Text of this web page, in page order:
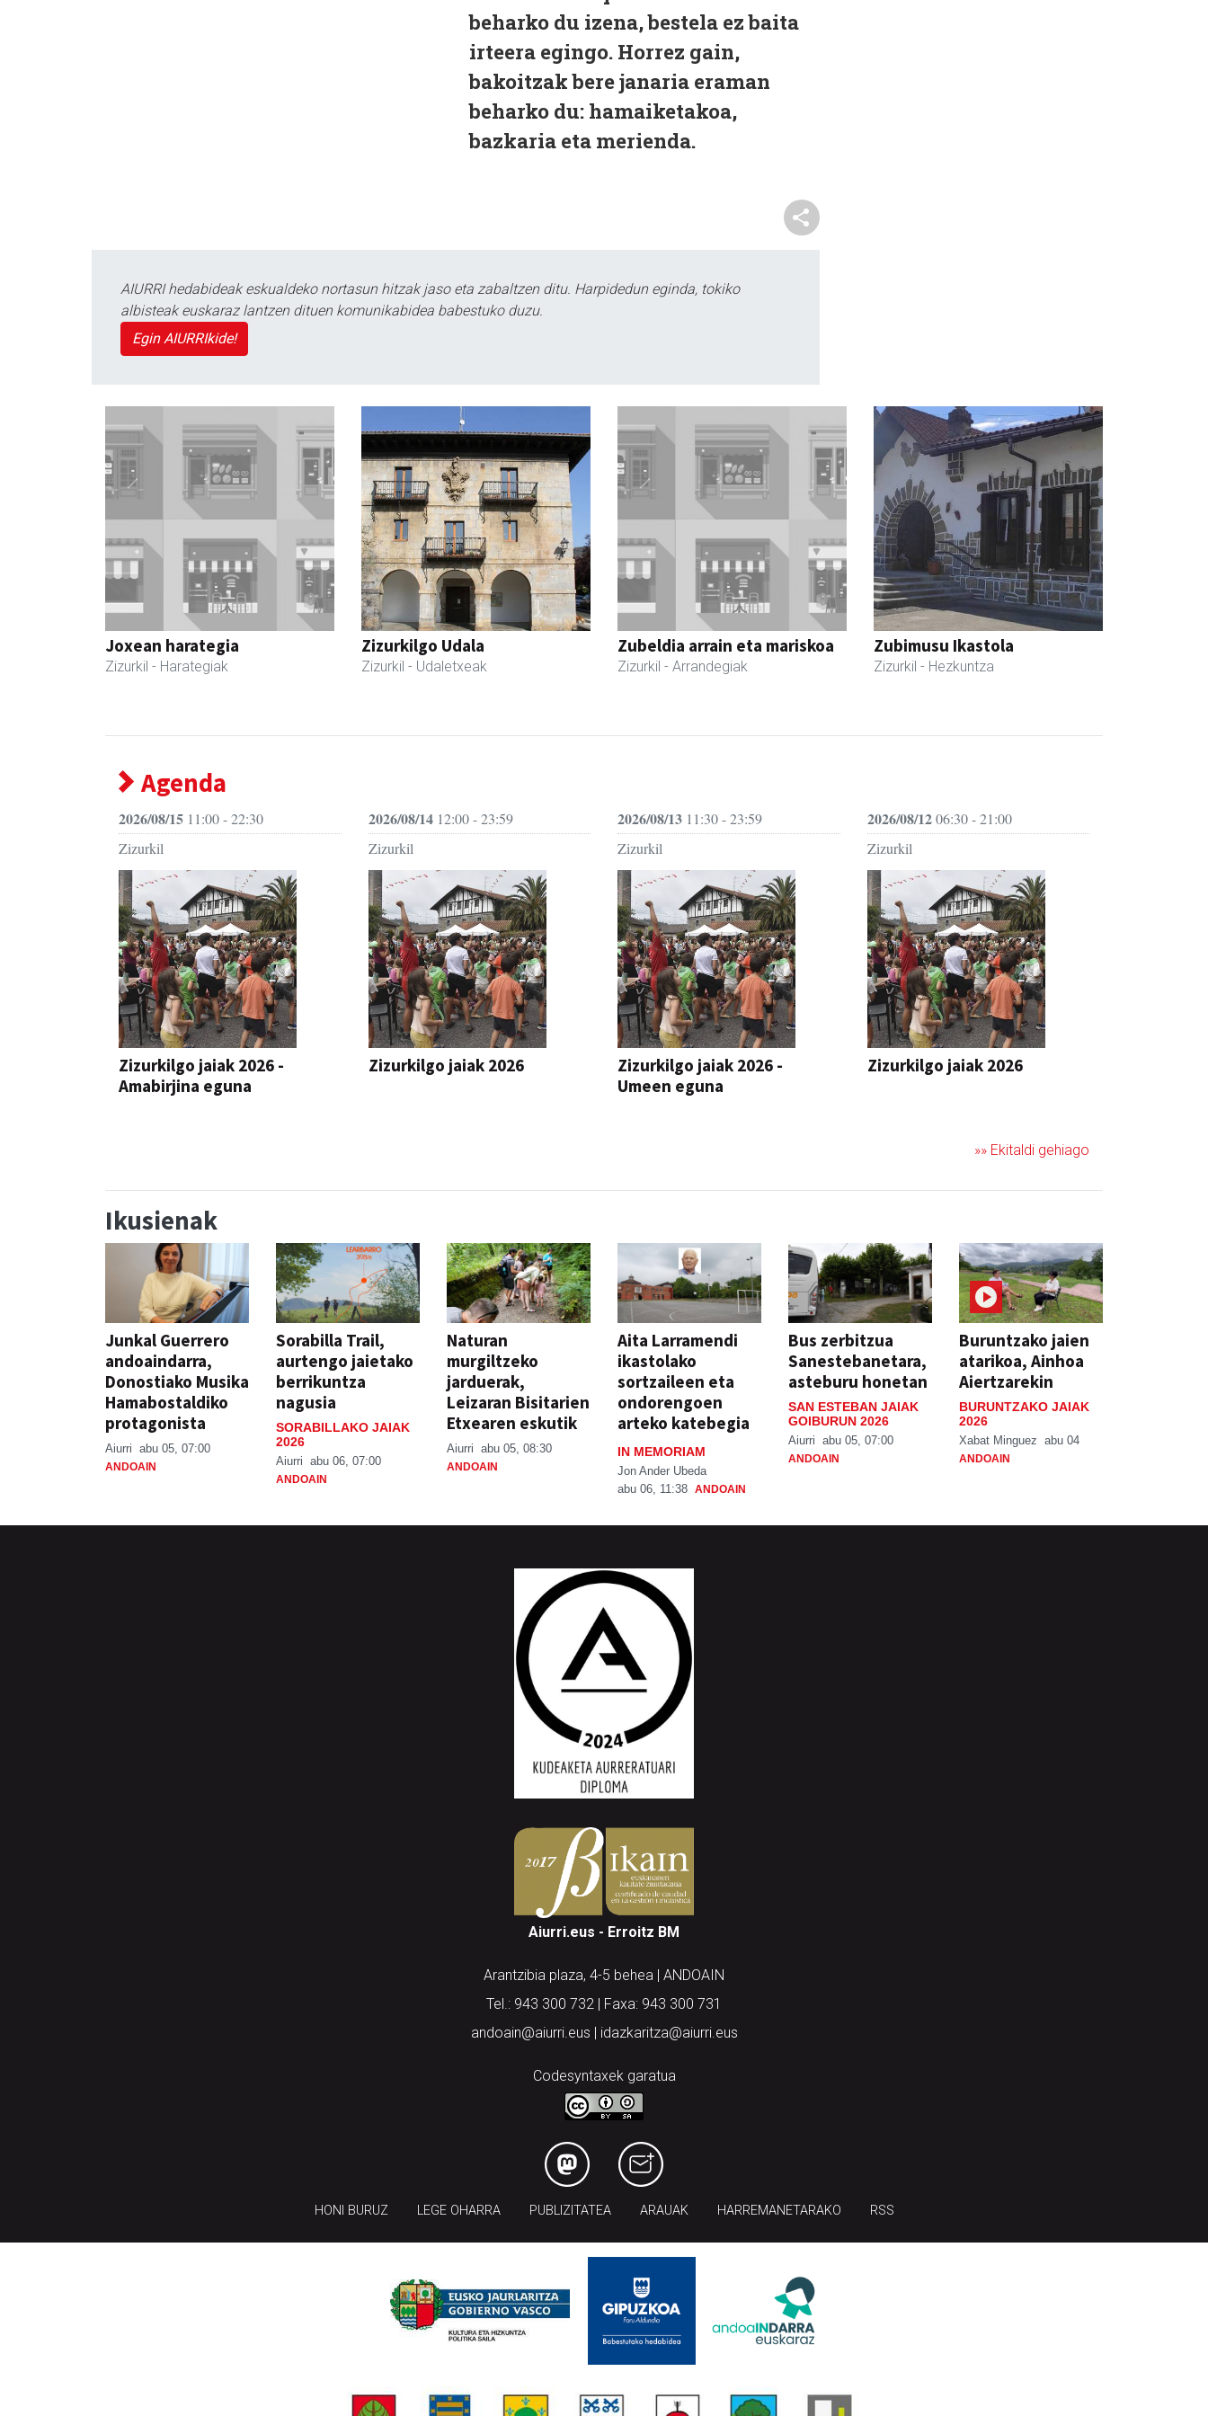
beharko du izena, bestela ez baita
irteera egingo. Horrez gain,
bakoitzak bere janaria eraman
beharko du: hamaiketakoa,
bazkaria eta merienda.
AIURRI hedabideak eskualdeko nortasun hitzak jaso eta zabaltzen ditu. Harpidedun eginda, tokiko
albisteak euskaraz lantzen dituen komunikabidea babestuko duzu.
Egin AIURRIkide!
Joxean harategia
Zizurkil - Harategiak
Zizurkilgo Udala
Zizurkil - Udaletxeak
Zubeldia arrain eta mariskoa
Zizurkil - Arrandegiak
Zubimusu Ikastola
Zizurkil - Hezkuntza
Agenda
2026/08/15 11:00 - 22:30
Zizurkil
Zizurkilgo jaiak 2026 -
Amabirjina eguna
2026/08/1412:00 - 23:59
Zizurkil
Zizurkilgo jaiak 2026
2026/08/13 11:30 - 23:59
Zizurkil
Zizurkilgo jaiak 2026 -
Umeen eguna
2026/08/1206:30 - 21:00
Zizurkil
Zizurkilgo jaiak 2026
»» Ekitaldi gehiago
Ikusienak
Junkal Guerrero
andoaindarra,
Donostiako Musika
Hamabostaldiko
protagonista
Aiurri abu 05, 07:00
ANDOAIN
Sorabilla Trail,
aurtengo jaietako
berrikuntza
nagusia
SORABILLAKO JAIAK
2026
Aiurri abu 06, 07:00
ANDOAIN
Naturan
murgiltzeko
jarduerak,
Leizaran Bisitarien
Etxearen eskutik
Aiurri abu 05, 08:30
ANDOAIN
Aita Larramendi
ikastolako
sortzaileen eta
ondorengoen
arteko katebegia
IN MEMORIAM
Jon Ander Ubeda
abu 06, 11:38 ANDOAIN
Bus zerbitzua
Sanestebanetara,
asteburu honetan
SAN ESTEBAN JAIAK
GOIBURUN 2026
Aiurri abu 05, 07:00
ANDOAIN
Buruntzako jaien
atarikoa, Ainhoa
Aiertzarekin
BURUNTZAKO JAIAK
2026
Xabat Minguez abu 04
ANDOAIN
Aiurri.eus - Erroitz BM
Arantzibia plaza, 4-5 behea | ANDOAIN
Tel.: 943 300 732 | Faxa: 943 300 731
andoain@aiurri.eus | idazkaritza@aiurri.eus
Codesyntaxek garatua
HONI BURUZ LEGE OHARRA PUBLIZITATEA ARAUAK HARREMANETARAKO RSS